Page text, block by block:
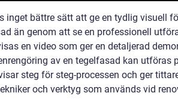
inget bättre sätt att ge en tydlig visuell
än genom att se en professionell
en video som ger en detaljerad
av en tegelfasad kan utföras
steg för steg-processen och ger
och verktyg som används vid